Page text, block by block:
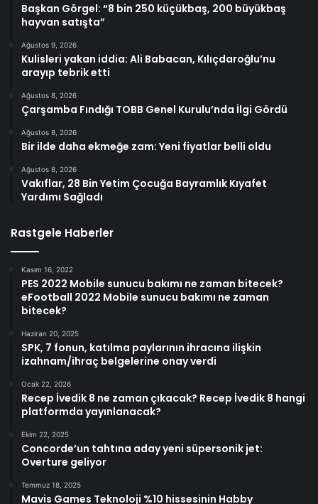
Başkan Görgel: “8 bin 250 küçükbaş, 200 büyükbaş
hayvan satışta”
Ağustos 9, 2026
Kulisleri yakan iddia: Ali Babacan, Kılıçdaroğlu’nu
arayıp tebrik etti
Ağustos 8, 2026
Çarşamba Fındığı TOBB Genel Kurulu’nda İlgi Gördü
Ağustos 8, 2026
Bir ilde daha ekmeğe zam: Yeni fiyatlar belli oldu
Ağustos 8, 2026
Vakıflar, 28 Bin Yetim Çocuğa Bayramlık Kıyafet
Yardımı Sağladı
Rastgele Haberler
Kasım 16, 2022
PES 2022 Mobile sunucu bakımı ne zaman bitecek?
eFootball 2022 Mobile sunucu bakımı ne zaman
bitecek?
Haziran 20, 2025
SPK, 7 fonun, katılma paylarının ihracına ilişkin
izahnam/ihraç belgelerine onay verdi
Ocak 22, 2026
Recep İvedik 8 ne zaman çıkacak? Recep İvedik 8 hangi
platformda yayınlanacak?
Ekim 22, 2025
Concorde’un tahtına aday yeni süpersonik jet:
Overture geliyor
Temmuz 18, 2025
Mavis Games Teknoloji %10 hissesinin Habby